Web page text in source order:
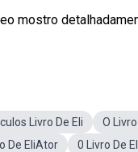
mostro
Livro De Eli O
De EliAtor 0 Livro De